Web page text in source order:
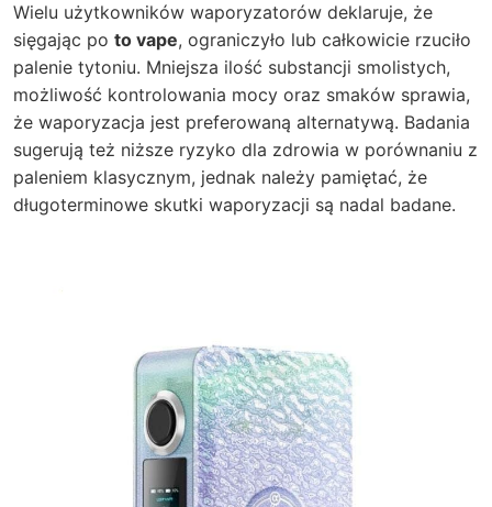
Wielu użytkowników waporyzatorów deklaruje, że
sięgając po to vape, ograniczyło lub całkowicie rzuciło
palenie tytoniu. Mniejsza ilość substancji smolistych,
możliwość kontrolowania mocy oraz smaków sprawia,
że waporyzacja jest preferowaną alternatywą. Badania
sugerują też niższe ryzyko dla zdrowia w porównaniu z
paleniem klasycznym, jednak należy pamiętać, że
długoterminowe skutki waporyzacji są nadal badane.